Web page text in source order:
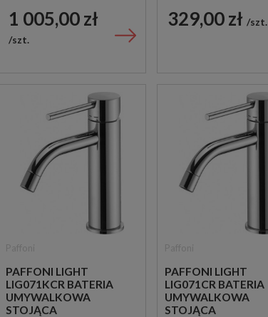
CHROM
1 005,00 zł
szt.
CHROM
329,00 zł szt.
PAFFONI LIGHT
LIG071KCR BATERIA
UMYWALKOWA
STOJĄCA
PAFFONI LIGHT
LIG071CR BATERIA
UMYWALKOWA
STOJĄCA